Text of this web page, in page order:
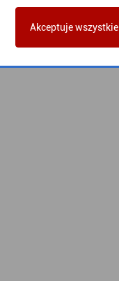
Akceptuje wszystkie